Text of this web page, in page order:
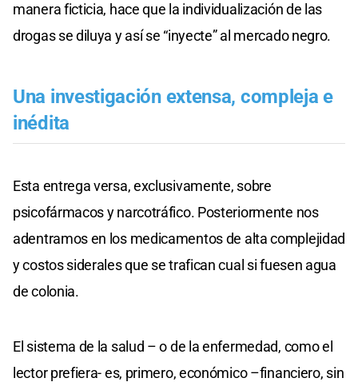
manera ficticia, hace que la individualización de las
drogas se diluya y así se “inyecte” al mercado negro.
Una investigación extensa, compleja e
inédita
Esta entrega versa, exclusivamente, sobre
psicofármacos y narcotráfico. Posteriormente nos
adentramos en los medicamentos de alta complejidad
y costos siderales que se trafican cual si fuesen agua
de colonia.
El sistema de la salud – o de la enfermedad, como el
lector prefiera- es, primero, económico –financiero, sin